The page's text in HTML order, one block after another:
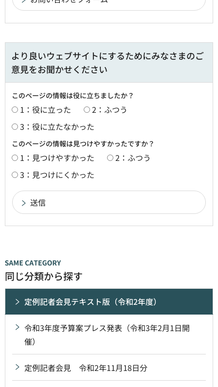
より良いウェブサイトにするためにみなさまのご
意見をお聞かせください
このページの情報は役に立ちましたか？
1：役に立った
2：ふつう
3：役に立たなかった
このページの情報は見つけやすかったですか？
1：見つけやすかった
2：ふつう
3：見つけにくかった
同じ分類から探す
定例記者会見テキスト版（令和2年度）
令和3年度予算案プレス発表（令和3年2月1日開
催）
定例記者会見 令和2年11月18日分